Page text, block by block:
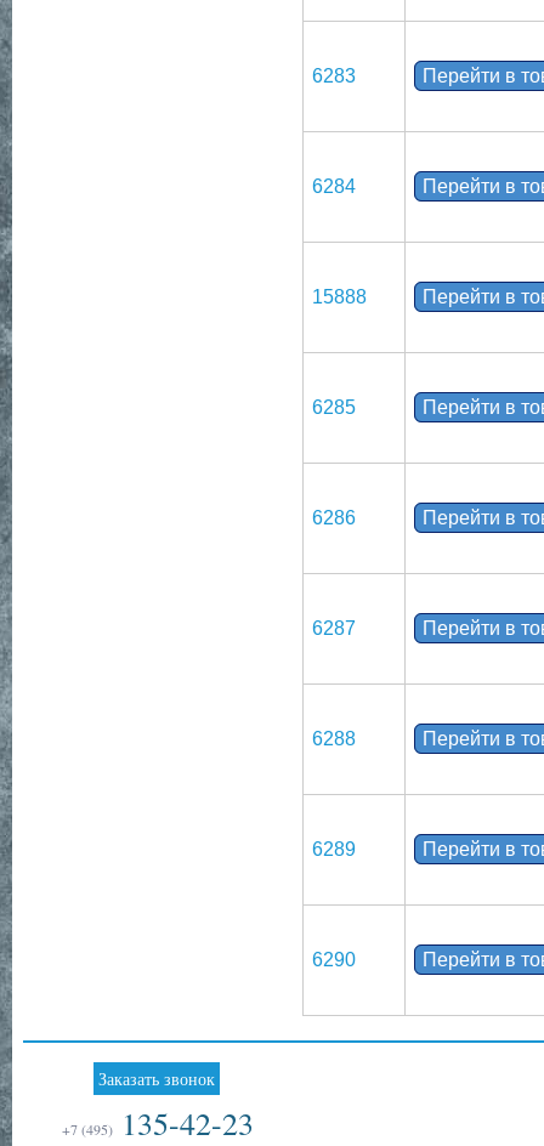
6283 Перейти в
6284 Перейти в
15888 Перейти в
6285 Перейти в
6286 Перейти в
6287 Перейти в
6288 Перейти в
6289 Перейти в
6290 Перейти в
Заказать звонок
+7 (495) 135-42-23